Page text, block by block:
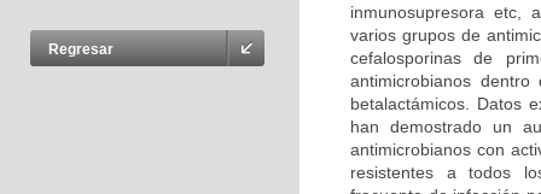
Regresar
inmunosupresora etc,
varios grupos de
cefalosporinas de
antimicrobianos
betalactámicos. Datos
han demostrado un
antimicrobianos con
resistentes a todos